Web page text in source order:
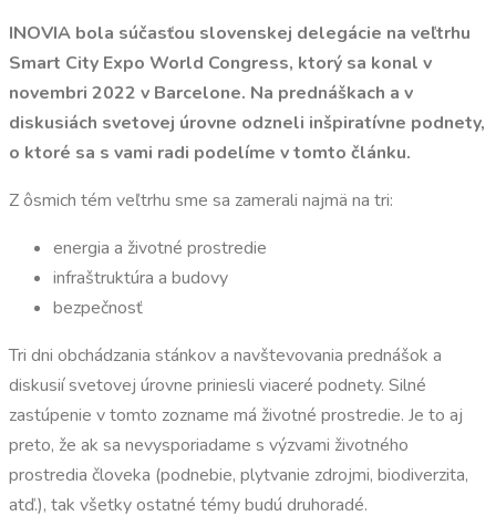
INOVIA bola súčasťou slovenskej delegácie na veľtrhu
Smart City Expo World Congress, ktorý sa konal v
novembri 2022 v Barcelone. Na prednáškach a v
diskusiách svetovej úrovne odzneli inšpiratívne podnety,
o ktoré sa s vami radi podelíme v tomto článku.
Z ôsmich tém veľtrhu sme sa zamerali najmä na tri:
energia a životné prostredie
infraštruktúra a budovy
bezpečnosť
Tri dni obchádzania stánkov a navštevovania prednášok a
diskusií svetovej úrovne priniesli viaceré podnety. Silné
zastúpenie v tomto zozname má životné prostredie. Je to aj
preto, že ak sa nevysporiadame s výzvami životného
prostredia človeka (podnebie, plytvanie zdrojmi, biodiverzita,
atď.), tak všetky ostatné témy budú druhoradé.